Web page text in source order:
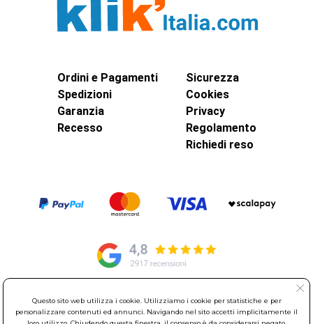
Ordini e Pagamenti
Spedizioni
Garanzia
Recesso
Sicurezza
Cookies
Privacy
Regolamento
Richiedi reso
© Elettroservice Spa - Sede Legale: Via Leonardo da Vinci, 40 -
00015 Monterotondo Scalo (RM)
Questo sito web utilizza i cookie. Utilizziamo i cookie per statistiche e per
personalizzare contenuti ed annunci. Navigando nel sito accetti implicitamente il